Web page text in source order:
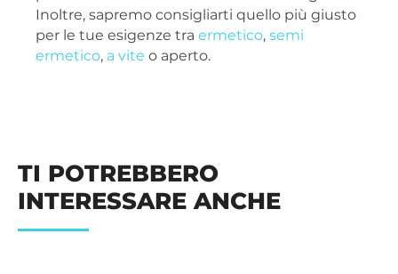
Inoltre, sapremo consigliarti quello più giusto
per le tue esigenze tra ermetico, semi
ermetico, a vite o aperto.
TI POTREBBERO
INTERESSARE ANCHE